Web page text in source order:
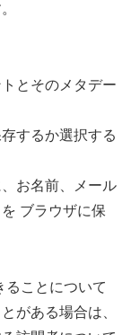
とそのメタデー
するか選択する
お名前、メール
ブラウザに保
ることについて
がある場合は、